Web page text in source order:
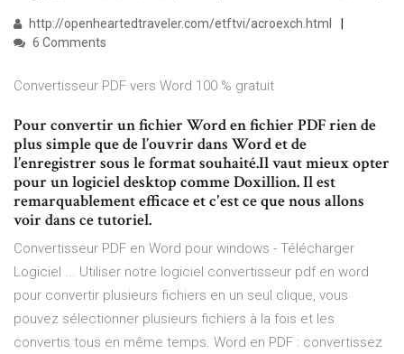
http://openheartedtraveler.com/etftvi/acroexch.html
6 Comments
Convertisseur PDF vers Word 100 % gratuit
Pour convertir un fichier Word en fichier PDF rien de
plus simple que de l’ouvrir dans Word et de
l’enregistrer sous le format souhaité.Il vaut mieux opter
pour un logiciel desktop comme Doxillion. Il est
remarquablement efficace et c'est ce que nous allons
voir dans ce tutoriel.
Convertisseur PDF en Word pour windows - Télécharger
Logiciel ... Utiliser notre logiciel convertisseur pdf en word
pour convertir plusieurs fichiers en un seul clique, vous
pouvez sélectionner plusieurs fichiers à la fois et les
convertis tous en même temps. Word en PDF : convertissez